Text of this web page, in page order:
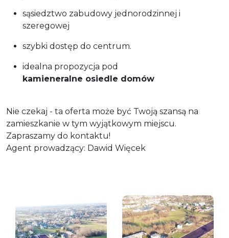
sąsiedztwo zabudowy jednorodzinnej i
szeregowej
szybki dostęp do centrum.
idealna propozycja pod
kamieneralne osiedle domów
Nie czekaj - ta oferta może być Twoją szansą na
zamieszkanie w tym wyjątkowym miejscu.
Zapraszamy do kontaktu!
Agent prowadzący: Dawid Więcek